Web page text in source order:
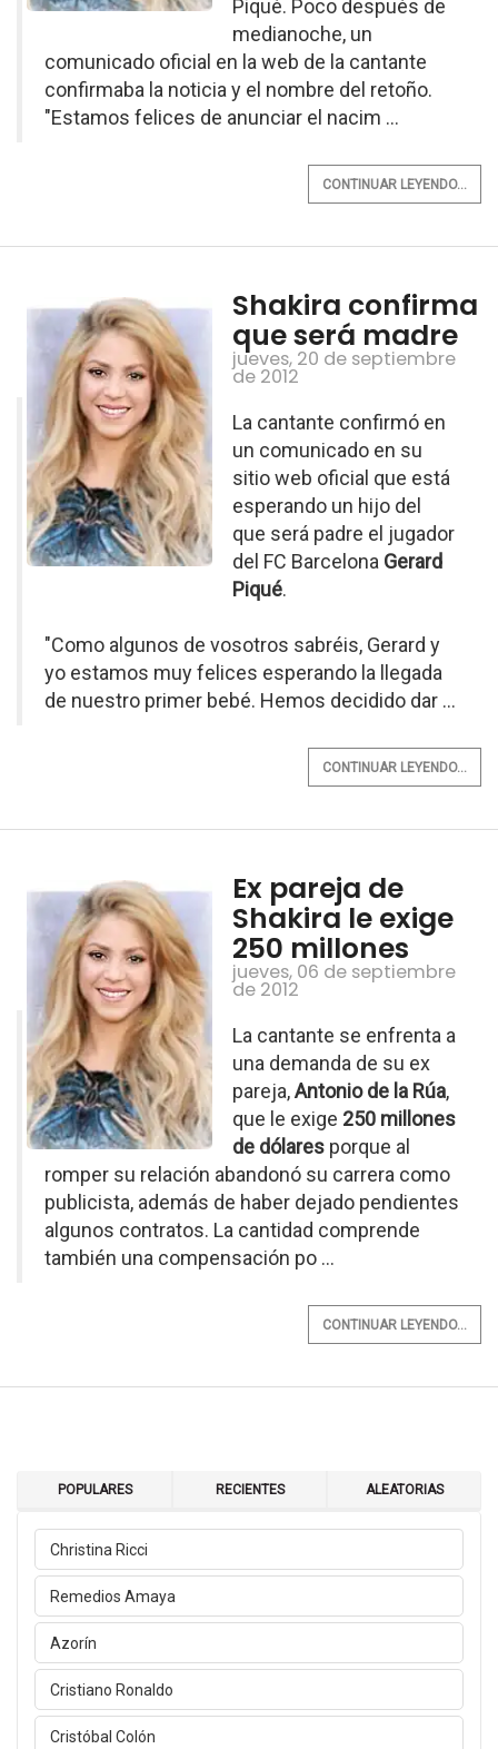
Piqué. Poco después de
medianoche, un
comunicado oficial en la web de la cantante
confirmaba la noticia y el nombre del retoño.
"Estamos felices de anunciar el nacim ...
CONTINUAR LEYENDO...
Shakira confirma
que será madre
jueves, 20 de septiembre
de 2012
La cantante confirmó en
un comunicado en su
sitio web oficial que está
esperando un hijo del
que será padre el jugador
del FC Barcelona Gerard
Piqué.
"Como algunos de vosotros sabréis, Gerard y
yo estamos muy felices esperando la llegada
de nuestro primer bebé. Hemos decidido dar ...
CONTINUAR LEYENDO...
Ex pareja de
Shakira le exige
250 millones
jueves, 06 de septiembre
de 2012
La cantante se enfrenta a
una demanda de su ex
pareja,Antonio de la Rúa,
que le exige 250 millones
de dólares porque al
romper su relación abandonó su carrera como
publicista, además de haber dejado pendientes
algunos contratos. La cantidad comprende
también una compensación po ...
CONTINUAR LEYENDO...
POPULARES RECIENTES ALEATORIAS
Christina Ricci
Remedios Amaya
Azorín
Cristiano Ronaldo
Cristóbal Colón